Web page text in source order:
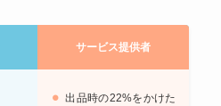
サービス提供者
出品時の22%をかけた